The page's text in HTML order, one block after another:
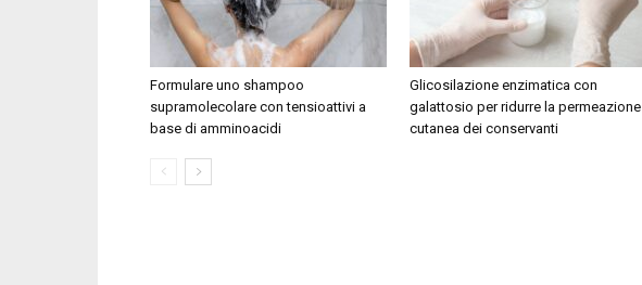
Formulare uno shampoo
supramolecolare con tensioattivi a
base di amminoacidi
Glicosilazione enzimatica con
galattosio per ridurre la permeazione
cutanea dei conservanti